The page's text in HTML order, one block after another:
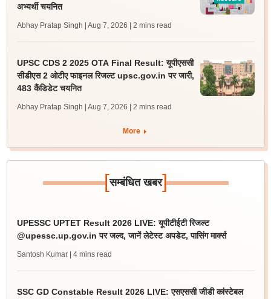
अभ्यर्थी चयनित
Abhay Pratap Singh | Aug 7, 2026 | 2 mins read
UPSC CDS 2 2025 OTA Final Result: यूपीएससी
सीडीएस 2 ओटीए फाइनल रिजल्ट upsc.gov.in पर जारी,
483 कैंडिडेट चयनित
Abhay Pratap Singh | Aug 7, 2026 | 2 mins read
More
[सम्बंधित खबर]
UPESSC UPTET Result 2026 LIVE: यूपीटीईटी रिजल्ट
@upessc.up.gov.in पर जल्द, जानें लेटेस्ट अपडेट, पासिंग मार्क्स
Santosh Kumar | 4 mins read
SSC GD Constable Result 2026 LIVE: एसएससी जीडी कांस्टेबल